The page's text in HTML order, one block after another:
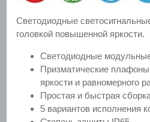
Светодиодные
головкой повышенной яркости.
Светодиодные
Призматические
яркости и равномерного
Простая и быстрая
5 вариантов исполнения